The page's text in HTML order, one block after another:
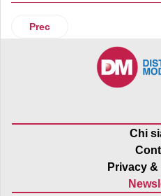
Articolo precedente: Cbre
Prec
Chi
Privacy